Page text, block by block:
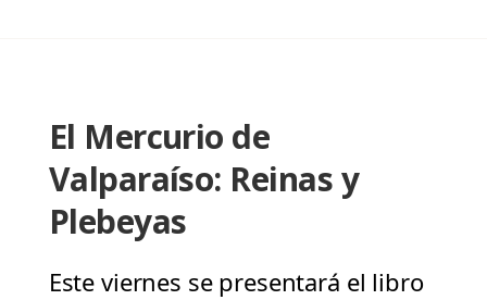
El Mercurio de
Valparaíso: Reinas y
Plebeyas
Este viernes se presentará el libro